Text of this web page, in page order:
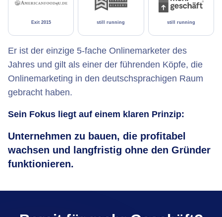
Exit 2015 still running still running
Er ist der einzige 5-fache Onlinemarketer des
Jahres und gilt als einer der führenden Köpfe, die
Onlinemarketing in den deutschsprachigen Raum
gebracht haben.
Sein Fokus liegt auf einem klaren Prinzip:
Unternehmen zu bauen, die profitabel
wachsen und langfristig ohne den Gründer
funktionieren.